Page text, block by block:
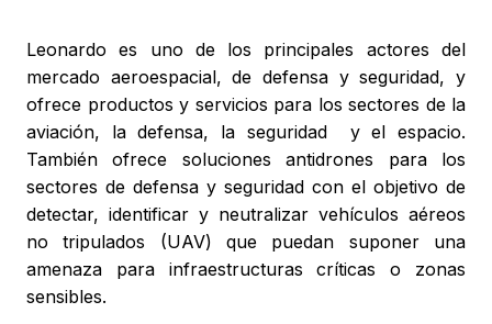
Leonardo es uno de los principales actores del
mercado aeroespacial, de defensa y seguridad, y
ofrece productos y servicios para los sectores de la
aviación, la defensa, la seguridad y el espacio.
También ofrece soluciones antidrones para los
sectores de defensa y seguridad con el objetivo de
detectar, identificar y neutralizar vehículos aéreos
no tripulados (UAV) que puedan suponer una
amenaza para infraestructuras críticas o zonas
sensibles.